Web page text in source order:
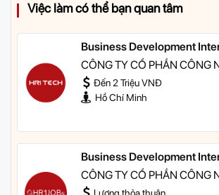
Việc làm có thể bạn quan tâm
Business Development
CÔNG TY CỔ PHẦN CÔNG
HR1TECH
Đến 2 Triệu VNĐ
Hồ Chí Minh
Business Development
CÔNG TY CỔ PHẦN CÔNG
HR1JOBS